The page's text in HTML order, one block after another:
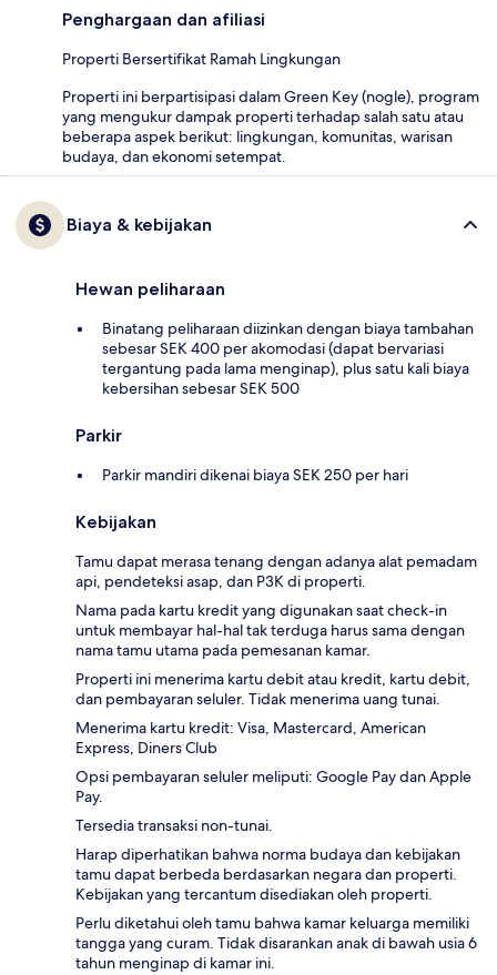
Penghargaan dan afiliasi
Properti Bersertifikat Ramah Lingkungan
Properti ini berpartisipasi dalam Green Key (nogle), program
yang mengukur dampak properti terhadap salah satu atau
beberapa aspek berikut: lingkungan, komunitas, warisan
budaya, dan ekonomi setempat.
Biaya & kebijakan
Hewan peliharaan
Binatang peliharaan diizinkan dengan biaya tambahan
sebesar SEK 400 per akomodasi (dapat bervariasi
tergantung pada lama menginap), plus satu kali biaya
kebersihan sebesar SEK 500
Parkir
Parkir mandiri dikenai biaya SEK 250 per hari
Kebijakan
Tamu dapat merasa tenang dengan adanya alat pemadam
api, pendeteksi asap, dan P3K di properti.
Nama pada kartu kredit yang digunakan saat check-in
untuk membayar hal-hal tak terduga harus sama dengan
nama tamu utama pada pemesanan kamar.
Properti ini menerima kartu debit atau kredit, kartu debit,
dan pembayaran seluler. Tidak menerima uang tunai.
Menerima kartu kredit: Visa, Mastercard, American
Express, Diners Club
Opsi pembayaran seluler meliputi: Google Pay dan Apple
Pay.
Tersedia transaksi non-tunai.
Harap diperhatikan bahwa norma budaya dan kebijakan
tamu dapat berbeda berdasarkan negara dan properti.
Kebijakan yang tercantum disediakan oleh properti.
Perlu diketahui oleh tamu bahwa kamar keluarga memiliki
tangga yang curam. Tidak disarankan anak di bawah usia 6
tahun menginap di kamar ini.